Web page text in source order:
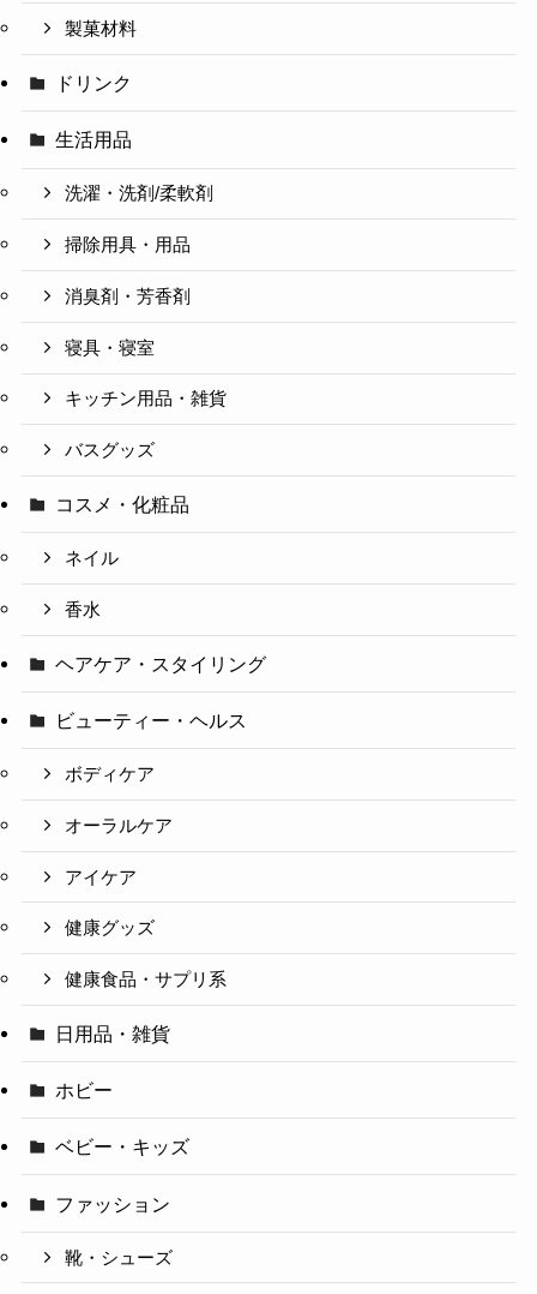
製菓材料
ドリンク
生活用品
洗濯・洗剤/柔軟剤
掃除用具・用品
消臭剤・芳香剤
寝具・寝室
キッチン用品・雑貨
バスグッズ
コスメ・化粧品
ネイル
香水
ヘアケア・スタイリング
ビューティー・ヘルス
ボディケア
オーラルケア
アイケア
健康グッズ
健康食品・サプリ系
日用品・雑貨
ホビー
ベビー・キッズ
ファッション
靴・シューズ